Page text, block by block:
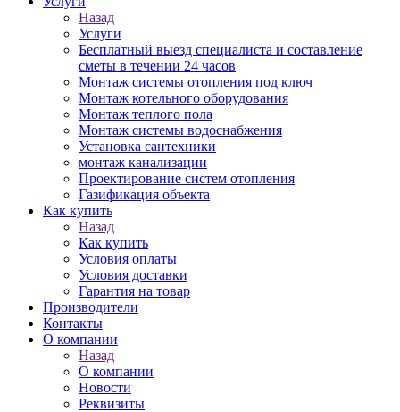
Назад
Услуги
Бесплатный выезд специалиста и составление
сметы в течении 24 часов
Монтаж системы отопления под ключ
Монтаж котельного оборудования
Монтаж теплого пола
Монтаж системы водоснабжения
Установка сантехники
монтаж канализации
Проектирование систем отопления
Газификация объекта
Как купить
Назад
Как купить
Условия оплаты
Условия доставки
Гарантия на товар
Производители
Контакты
О компании
Назад
О компании
Новости
Реквизиты